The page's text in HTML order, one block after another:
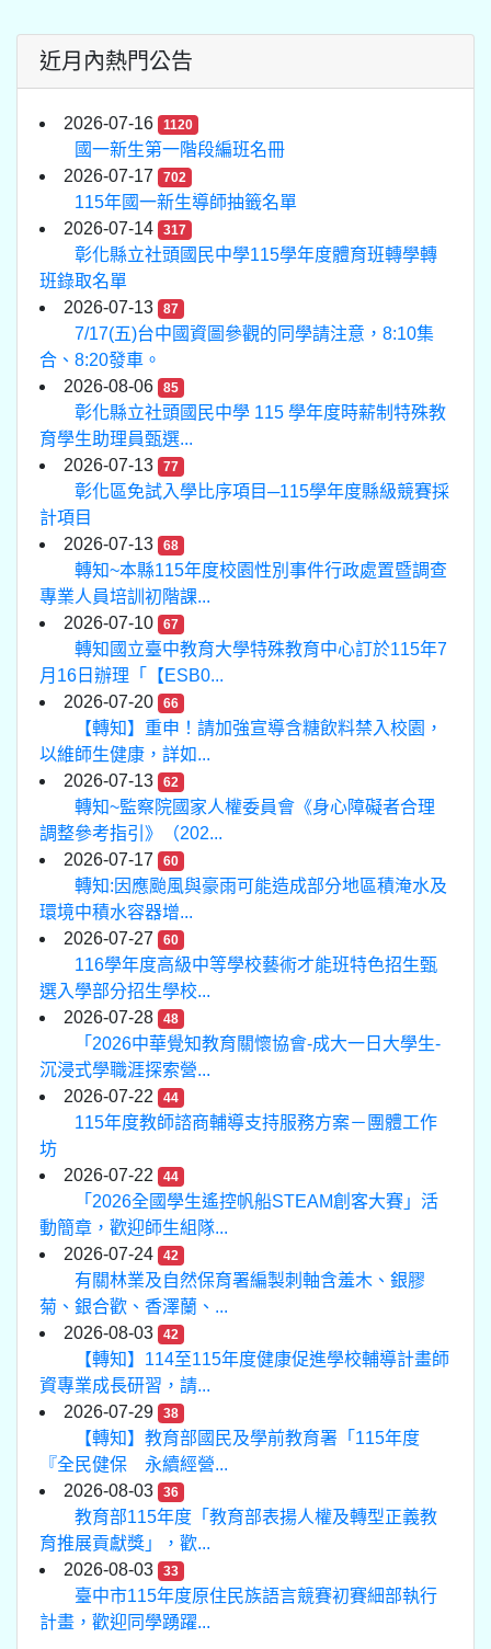
近月內熱門公告
2026-07-16 1120
國一新生第一階段編班名冊
2026-07-17
702
115年國一新生導師抽籤名單
2026-07-14
317
彰化縣立社頭國民中學115學年度體育班轉學轉
班錄取名單
2026-07-13
87
7/17(五)台中國資圖參觀的同學請注意，8:10集
合、8:20發車。
2026-08-06
85
彰化縣立社頭國民中學 115 學年度時薪制特殊教
育學生助理員甄選...
2026-07-13
77
彰化區免試入學比序項目─115學年度縣級競賽採
計項目
2026-07-13
68
轉知~本縣115年度校園性別事件行政處置暨調查
專業人員培訓初階課...
2026-07-10
67
轉知國立臺中教育大學特殊教育中心訂於115年7
月16日辦理「【ESB0...
2026-07-20
66
【轉知】重申！請加強宣導含糖飲料禁入校園，
以維師生健康，詳如...
2026-07-13
62
轉知~監察院國家人權委員會《身心障礙者合理
調整參考指引》（202...
2026-07-17
60
轉知:因應颱風與豪雨可能造成部分地區積淹水及
環境中積水容器增...
2026-07-27
60
116學年度高級中等學校藝術才能班特色招生甄
選入學部分招生學校...
2026-07-28
48
「2026中華覺知教育關懷協會-成大一日大學生-
沉浸式學職涯探索營...
2026-07-22
44
115年度教師諮商輔導支持服務方案－團體工作
坊
2026-07-22
44
「2026全國學生遙控帆船STEAM創客大賽」活
動簡章，歡迎師生組隊...
2026-07-24
42
有關林業及自然保育署編製刺軸含羞木、銀膠
菊、銀合歡、香澤蘭、...
2026-08-03
42
【轉知】114至115年度健康促進學校輔導計畫師
資專業成長研習，請...
2026-07-29
38
【轉知】教育部國民及學前教育署「115年度
『全民健保 永續經營...
2026-08-03
36
教育部115年度「教育部表揚人權及轉型正義教
育推展貢獻獎」，歡...
2026-08-03
33
臺中市115年度原住民族語言競賽初賽細部執行
計畫，歡迎同學踴躍...